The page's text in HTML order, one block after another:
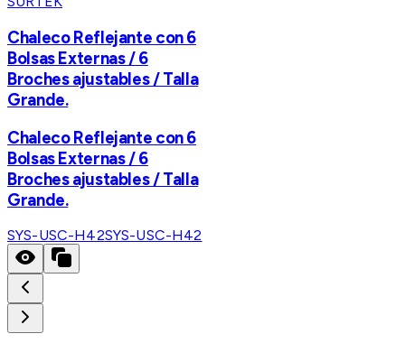
Chaleco Reflejante con 6
Bolsas Externas / 6
Broches ajustables / Talla
Grande.
Chaleco Reflejante con 6
Bolsas Externas / 6
Broches ajustables / Talla
Grande.
SYS-USC-H42SYS-USC-H42